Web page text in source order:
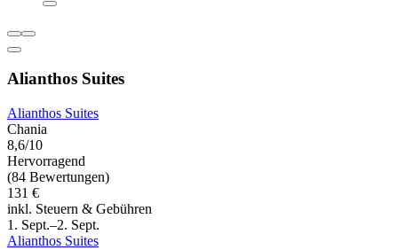
Alianthos Suites
Alianthos Suites
Chania
8,6/10
Hervorragend
(84 Bewertungen)
131 €
inkl. Steuern & Gebühren
1. Sept.–2. Sept.
Alianthos Suites